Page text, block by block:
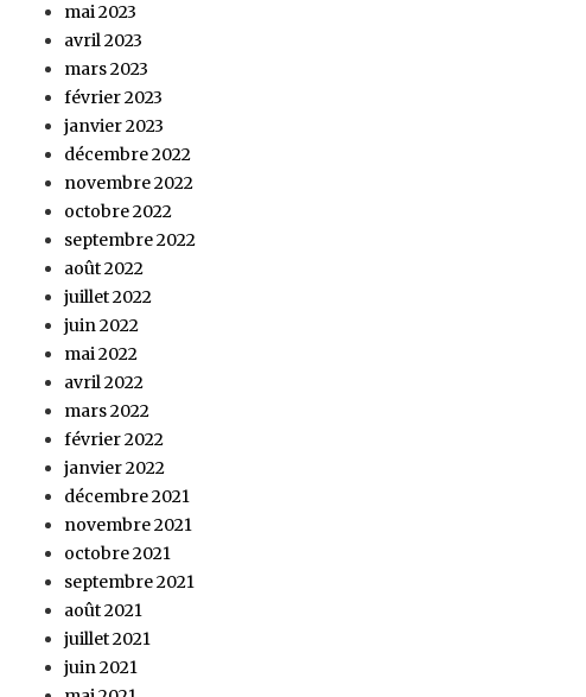
mai 2023
avril 2023
mars 2023
février 2023
janvier 2023
décembre 2022
novembre 2022
octobre 2022
septembre 2022
août 2022
juillet 2022
juin 2022
mai 2022
avril 2022
mars 2022
février 2022
janvier 2022
décembre 2021
novembre 2021
octobre 2021
septembre 2021
août 2021
juillet 2021
juin 2021